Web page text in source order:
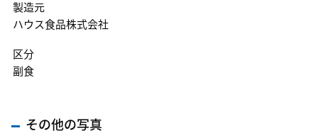
製造元
ハウス食品株式会社
区分
副食
その他の写真